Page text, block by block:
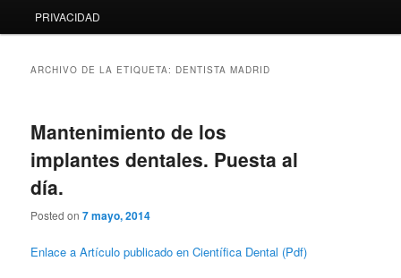
PRIVACIDAD
ARCHIVO DE LA ETIQUETA: DENTISTA MADRID
Mantenimiento de los
implantes dentales. Puesta al
día.
Posted on7 mayo, 2014
Enlace a Artículo publicado en Científica Dental (Pdf)